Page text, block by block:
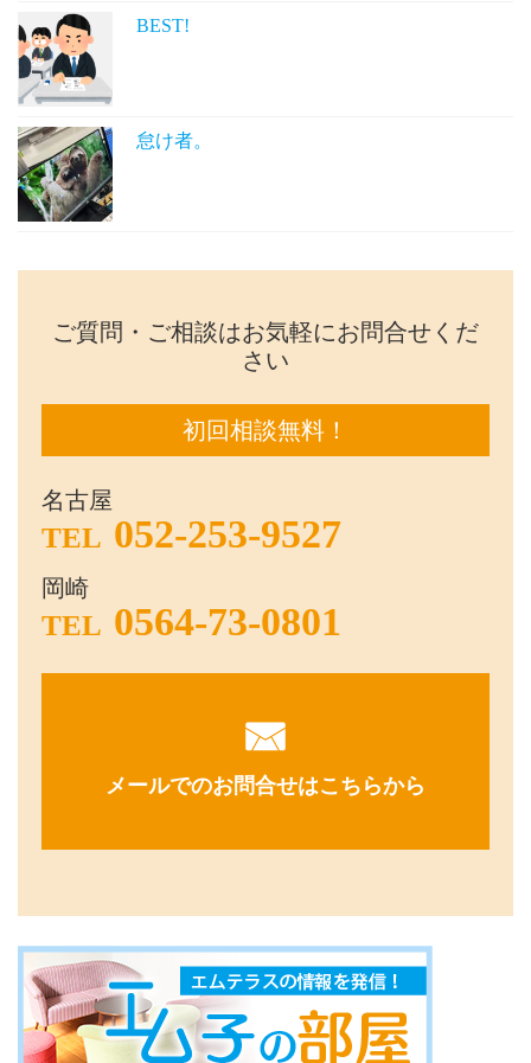
BEST!
怠け者。
ご質問・ご相談はお気軽にお問合せくだ
さい
初回相談無料！
名古屋
TEL 052-253-9527
岡崎
TEL 0564-73-0801
メールでのお問合せはこちらから